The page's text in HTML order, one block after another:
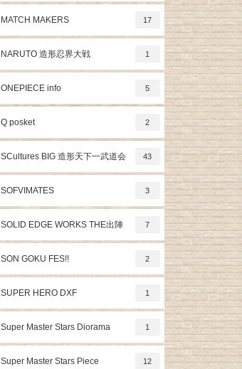
MATCH MAKERS 17
NARUTO 造形忍界大戦 1
ONEPIECE info 5
Q posket 2
SCultures BIG 造形天下一武道会 43
SOFVIMATES 3
SOLID EDGE WORKS THE出陣 7
SON GOKU FES!! 2
SUPER HERO DXF 1
Super Master Stars Diorama 1
Super Master Stars Piece 12